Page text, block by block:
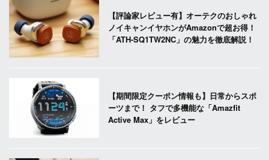
【評論家レビュー有】オーテクのおしゃれ
ノイキャンイヤホンがAmazonで超お得！
「ATH-SQ1TW2NC」の魅力を徹底解説！
【期間限定クーポン情報も】日常からスポ
ーツまで！ タフで多機能な「Amazfit
Active Max」をレビュー